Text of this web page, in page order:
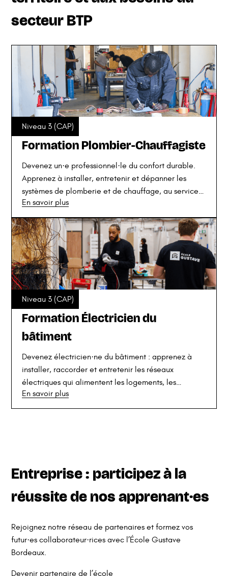
secteur BTP
Niveau 3 (CAP)
Formation Plombier-Chauffagiste
Devenez un·e professionnel·le du confort durable.
Apprenez à installer, entretenir et dépanner les
systèmes de plomberie et de chauffage, au service
de la performance énergétique et du bien-être des
occupants.
En savoir plus
Niveau 3 (CAP)
Formation Électricien du
bâtiment
Devenez électricien·ne du bâtiment : apprenez à
installer, raccorder et entretenir les réseaux
électriques qui alimentent les logements, les
bureaux et les infrastructures de demain.
En savoir plus
Entreprise : participez à la
réussite de nos apprenant·es
Rejoignez notre réseau de partenaires et formez vos
futur·es collaborateur·rices avec l’École Gustave
Bordeaux.
Devenir partenaire de l’école